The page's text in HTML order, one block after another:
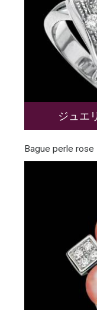
ジュエ
Bague perle rose